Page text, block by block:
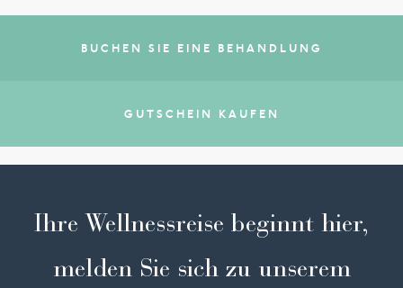
BUCHEN SIE EINE BEHANDLUNG
GUTSCHEIN KAUFEN
Ihre Wellnessreise beginnt hier,
melden Sie sich zu unserem